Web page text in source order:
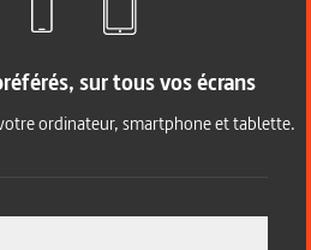
sur tous vos écrans
ordinateur, smartphone et tablette.